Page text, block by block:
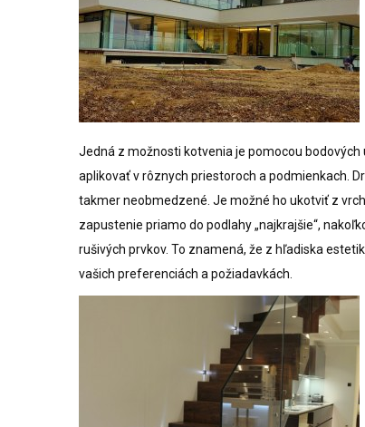
Jedná z možnosti kotvenia je pomocou
aplikovať v rôznych priestoroch a podmienkach.
takmer neobmedzené. Je možné ho ukotviť z
zapustenie priamo do podlahy „najkrajšie“,
rušivých prvkov. To znamená, že z hľadiska
vašich preferenciách a požiadavkách.